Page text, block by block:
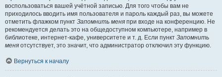
воспользоваться вашей учётной записью. Для того чтобы вам не
приходилось вводить имя пользователя и пароль каждый раз, вы можете
отметить флажком пункт Запомнить меня при входе на конференцию. Не
рекомендуется делать это на общедоступном компьютере, например в
библиотеке, интернет-кафе, университете и т. д. Если пункт Запомнить
меня отсутствует, это значит, что администратор отключил эту функцию.
Вернуться к началу